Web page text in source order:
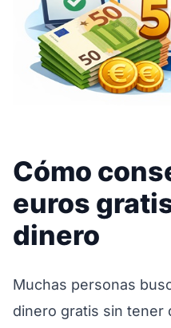
Cómo
euros
dinero
Muchas personas
dinero gratis sin tener